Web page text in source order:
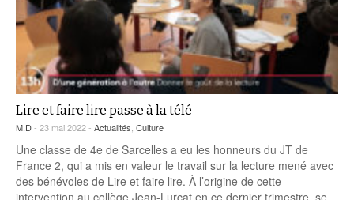
Lire et faire lire passe à la télé
M.D- 23 mai 2022 - Actualités, Culture
Une classe de 4e de Sarcelles a eu les honneurs du JT de
France 2, qui a mis en valeur le travail sur la lecture mené avec
des bénévoles de Lire et faire lire. À l’origine de cette